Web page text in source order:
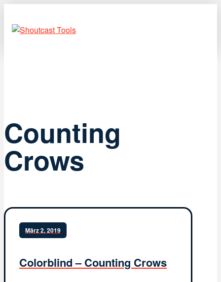
Counting
Crows
März 2, 2019
Colorblind – Counting Crows